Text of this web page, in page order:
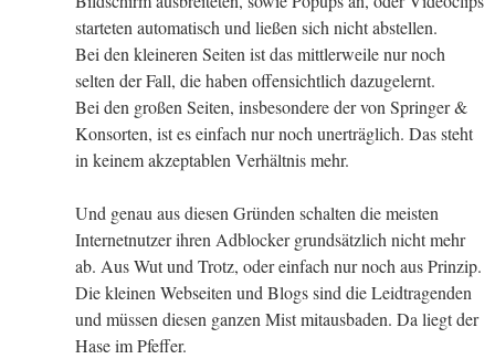
starteten automatisch und ließen sich nicht abstellen.
Bei den kleineren Seiten ist das mittlerweile nur noch
selten der Fall, die haben offensichtlich dazugelernt.
Bei den großen Seiten, insbesondere der von Springer &
Konsorten, ist es einfach nur noch unerträglich. Das steht
in keinem akzeptablen Verhältnis mehr.
Und genau aus diesen Gründen schalten die meisten
Internetnutzer ihren Adblocker grundsätzlich nicht mehr
ab. Aus Wut und Trotz, oder einfach nur noch aus Prinzip.
Die kleinen Webseiten und Blogs sind die Leidtragenden
und müssen diesen ganzen Mist mitausbaden. Da liegt der
Hase im Pfeffer.